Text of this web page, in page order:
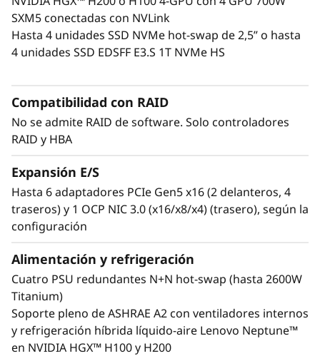
GPU NVIDIA L40 Tensor Core. ¿Está interesado
en otras GPU de NVIDIA? Consulte nuestra
gama completa en el Resumen de GPU
ThinkSystem y ThinkAgile.
Tecnología Lenovo Neptune™
Algunos modelos cuentan con un módulo de
refrigeración híbrida Lenovo Neptune™ que
disipa rápidamente el calor en un
SXM5 conectadas con NVLink
Hasta 4 unidades SSD NVMe hot-swap de 2,5” o hasta
4 unidades SSD EDSFF E3.S 1T NVMe HS
Compatibilidad con RAID
No se admite RAID de software. Solo controladores
RAID y HBA
Expansión E/S
Hasta 6 adaptadores PCIe Gen5 x16 (2 delanteros, 4
traseros) y 1 OCP NIC 3.0 (x16/x8/x4) (trasero), según la
configuración
Alimentación y refrigeración
Cuatro PSU redundantes N+N hot-swap (hasta 2600W
Titanium)
Soporte pleno de ASHRAE A2 con ventiladores internos
y refrigeración híbrida líquido-aire Lenovo Neptune™
en NVIDIA HGX™ H100 y H200